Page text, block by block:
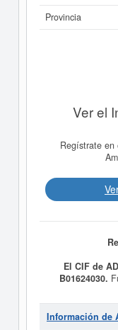
Provincia
Ver el
Regístrate en
El CIF de
B01624030.
ADUPEG
La dirección,
empresariales,
Información de